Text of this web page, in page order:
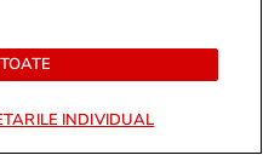
31 iul. Lifestyle
INDIVIDUAL